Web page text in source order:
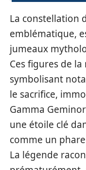
La constellation
emblématique,
jumeaux
Ces figures de
symbolisant
le sacrifice,
Gamma
une étoile clé
comme un
La légende